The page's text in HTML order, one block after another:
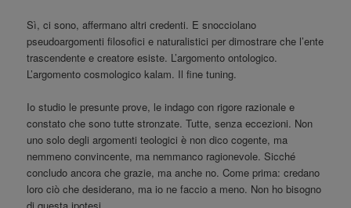
Sì, ci sono, affermano altri credenti. E snocciolano
pseudoargomenti filosofici e naturalistici per dimostrare che l’ente
trascendente e creatore esiste. L’argomento ontologico.
L’argomento cosmologico kalam. Il fine tuning.
Io studio le presunte prove, le indago con rigore razionale e
constato che sono tutte stronzate. Tutte, senza eccezioni. Non
uno solo degli argomenti teologici è non dico cogente, ma
nemmeno convincente, ma nemmanco ragionevole. Sicché
concludo ancora che grazie, ma anche no. Come prima: credano
loro ciò che desiderano, ma io ne faccio a meno. Non ho bisogno